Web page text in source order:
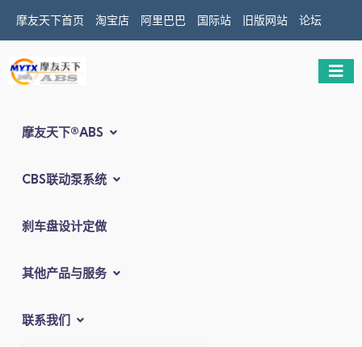
摩友天下首页 淘宝店 阿里巴巴 国际站 旧版网站 论坛
摩友天下®ABS
CBS联动泵系统
刹车盘设计定做
其他产品与服务
联系我们